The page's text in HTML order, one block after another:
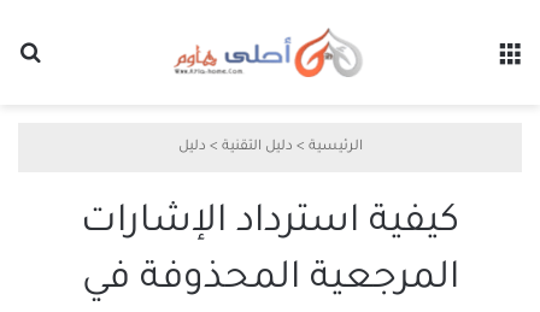
الرئيسية > دليل التقنية > دليل
كيفية استرداد الإشارات
المرجعية المحذوفة في